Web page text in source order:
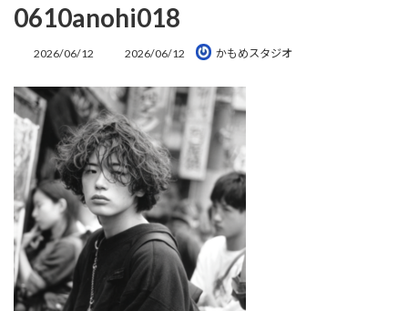
0610anohi018
2026/06/12
最
新
日
時
:
2026/06/12 かもめスタジオ